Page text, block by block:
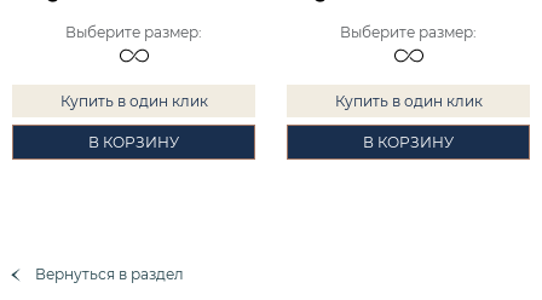
Выберите размер:
Купить в один клик
В КОРЗИНУ
Выберите размер:
Купить в один клик
В КОРЗИНУ
Вернуться в раздел